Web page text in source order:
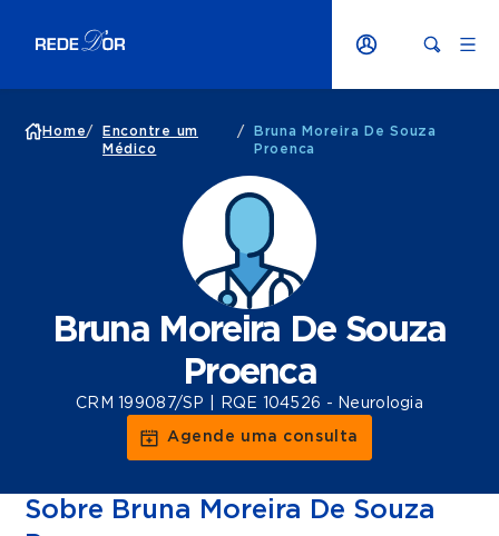
Home/
Encontre um
Médico
/
Bruna Moreira De Souza
Proenca
Bruna Moreira De Souza
Proenca
CRM 199087/SP | RQE 104526 - Neurologia
Agende uma consulta
Sobre Bruna Moreira De Souza